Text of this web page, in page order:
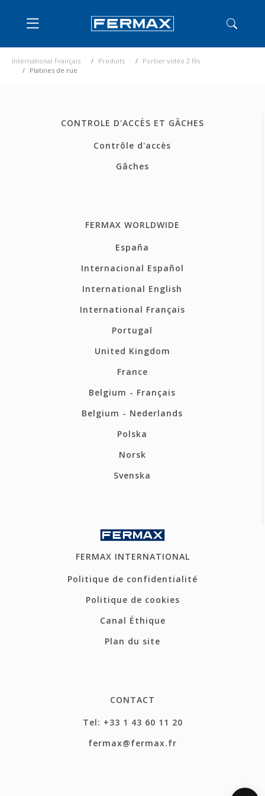
International Français Produits
Portier vidéo 2 fils
Platines de rue
CONTROLE D'ACCÈS ET GÂCHES
Contrôle d'accès
Gâches
FERMAX WORLDWIDE
España
Internacional Español
International English
International Français
Portugal
United Kingdom
France
Belgium - Français
Belgium - Nederlands
Polska
Norsk
Svenska
FERMAX INTERNATIONAL
Politique de confidentialité
Politique de cookies
Canal Éthique
Plan du site
CONTACT
Tel: +33 1 43 60 11 20
fermax@fermax.fr